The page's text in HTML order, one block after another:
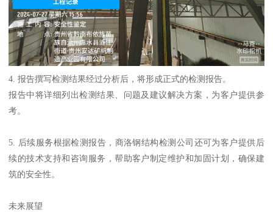
4. 报告撰写检测结果经过分析后，将形成正式的检测报告。
报告中将详细列出检测结果、问题及建议解决方案，为客户提供参
考。
5. 后续服务根据检测报告，商洛钢结构检测公司还可为客户提供后
续的技术支持和咨询服务，帮助客户制定维护和加固计划，确保建
筑的安全性。
未来展望